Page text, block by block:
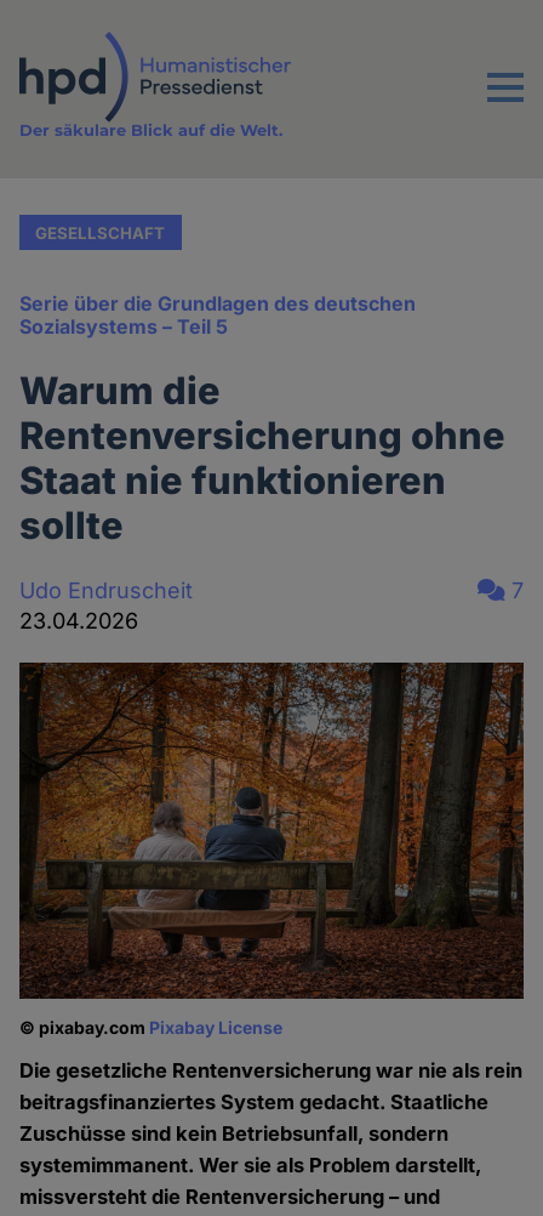
Inhalt
Menu
Der säkulare Blick auf die Welt.
GESELLSCHAFT
Serie über die Grundlagen des deutschen
Sozialsystems – Teil 5
Warum die
Rentenversicherung ohne
Staat nie funktionieren
sollte
Udo Endruscheit
23.04.2026
7
© pixabay.com Pixabay License
Die gesetzliche Rentenversicherung war nie als rein
beitragsfinanziertes System gedacht. Staatliche
Zuschüsse sind kein Betriebsunfall, sondern
systemimmanent. Wer sie als Problem darstellt,
missversteht die Rentenversicherung – und